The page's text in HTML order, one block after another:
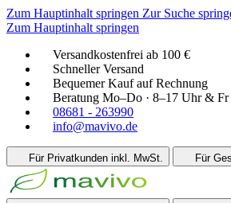
Zum Hauptinhalt springen Zur Suche
Zum Hauptinhalt springen
Versandkostenfrei ab 100 €
Schneller Versand
Bequemer Kauf auf Rechnung
Beratung Mo–Do · 8–17 Uhr & Fr
08681 - 263990
info@mavivo.de
Für Privatkunden inkl. MwSt. Für